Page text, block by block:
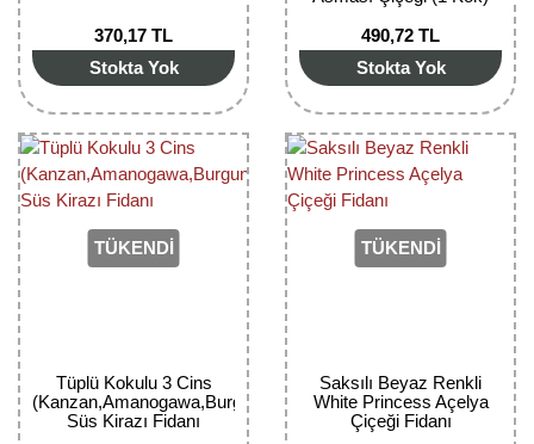
370,17 TL
Stokta Yok
490,72 TL
Stokta Yok
TÜKENDİ
Tüplü Kokulu 3 Cins
(Kanzan,Amanogawa,Burgundy)
Süs Kirazı Fidanı
TÜKENDİ
Saksılı Beyaz Renkli
White Princess Açelya
Çiçeği Fidanı
Nar Fidanı
Narenciye Fidanları
Nektarin Fidanı
Pepino Fidanı
Trabzon Hurması Fidanı